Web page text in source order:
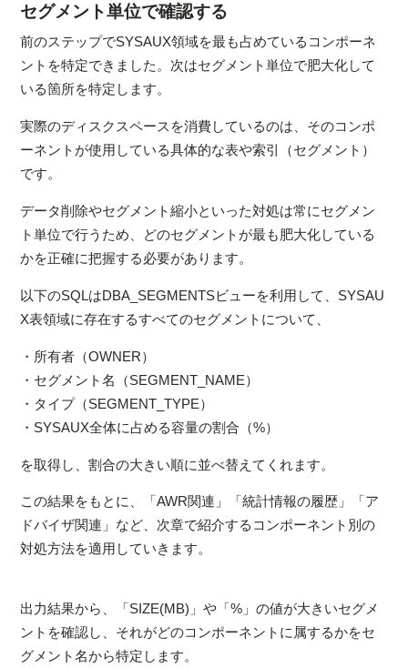
セグメント単位で確認する
前のステップでSYSAUX領域を最も占めているコンポーネ
ントを特定できました。次はセグメント単位で肥大化して
いる箇所を特定します。
実際のディスクスペースを消費しているのは、そのコンポ
ーネントが使用している具体的な表や索引（セグメント）
です。
データ削除やセグメント縮小といった対処は常にセグメン
ト単位で行うため、どのセグメントが最も肥大化している
かを正確に把握する必要があります。
以下のSQLはDBA_SEGMENTSビューを利用して、SYSAU
X表領域に存在するすべてのセグメントについて、
・所有者（OWNER）
・セグメント名（SEGMENT_NAME）
・タイプ（SEGMENT_TYPE）
・SYSAUX全体に占める容量の割合（%）
を取得し、割合の大きい順に並べ替えてくれます。
この結果をもとに、「AWR関連」「統計情報の履歴」「ア
ドバイザ関連」など、次章で紹介するコンポーネント別の
対処方法を適用していきます。
出力結果から、「SIZE(MB)」や「%」の値が大きいセグメ
ントを確認し、それがどのコンポーネントに属するかをセ
グメント名から特定します。